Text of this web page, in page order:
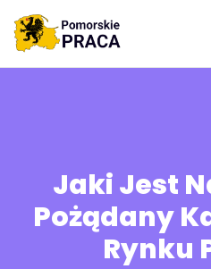
Jaki Jest
Pożądany
Rynku